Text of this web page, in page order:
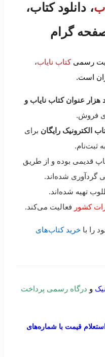
، دانلود کتاب،
گرام
رسمیکتاب نایاب،
است.
عنوان کتاب نایاب و
فروش.
الکترونیک رایگان برای
ثبت‌نام.
قدیمی بوده و از طریق
گردآوری شده‌اند.
تهیه شده‌اند.
کشور فعالیت می‌کند.
را با خرید کتاب‌های
و درگاه رسمی پرداخت
قیمت با شماره‌های